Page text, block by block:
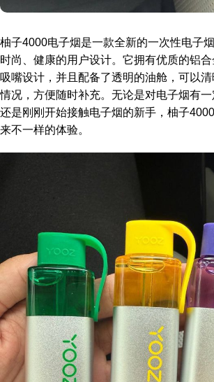
柚子4000电子烟是一款全新的一次性电子
时尚、健康的用户设计。它拥有优质的铝
吸嘴设计，并且配备了透明的油舱，可以
情况，方便随时补充。无论是对电子烟有一
还是刚刚开始接触电子烟的新手，柚子
来不一样的体验。